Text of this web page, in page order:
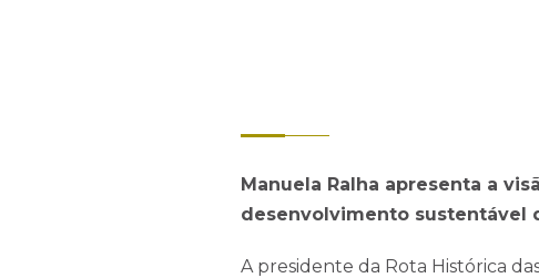
Manuela Ralha apresenta a
desenvolvimento sustentável
A presidente da Rota Histórica